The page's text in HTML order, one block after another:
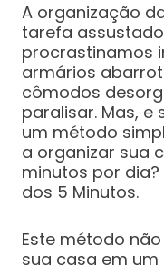
A organização
tarefa
procrastinamos
armários
cômodos
paralisar. Mas, e
um método
a organizar sua
minutos por
dos 5 Minutos.
Este método
sua casa em